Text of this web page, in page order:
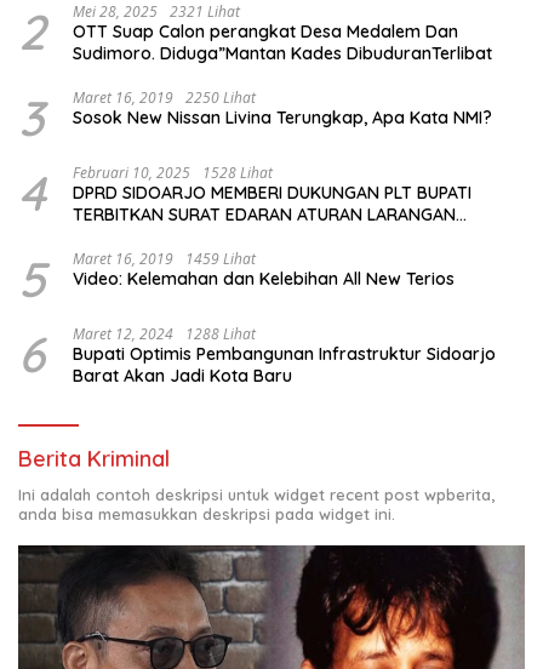
2 Mei 28, 2025 2321 Lihat
OTT Suap Calon perangkat Desa Medalem Dan
Sudimoro. Diduga”Mantan Kades DibuduranTerlibat
3 Maret 16, 2019 2250 Lihat
Sosok New Nissan Livina Terungkap, Apa Kata NMI?
4 Februari 10, 2025 1528 Lihat
DPRD SIDOARJO MEMBERI DUKUNGAN PLT BUPATI
TERBITKAN SURAT EDARAN ATURAN LARANGAN
KELUAR KOTA
5 Maret 16, 2019 1459 Lihat
Video: Kelemahan dan Kelebihan All New Terios
6 Maret 12, 2024 1288 Lihat
Bupati Optimis Pembangunan Infrastruktur Sidoarjo
Barat Akan Jadi Kota Baru
Berita Kriminal
Ini adalah contoh deskripsi untuk widget recent post wpberita,
anda bisa memasukkan deskripsi pada widget ini.